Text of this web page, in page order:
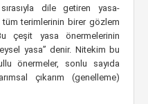
dile getiren yasa-
tüm terimlerinin birer gözlem
çeşit yasa önermelerinin
yasa” denir. Nitekim bu
önermeler, sonlu sayıda
çıkarım (genelleme)